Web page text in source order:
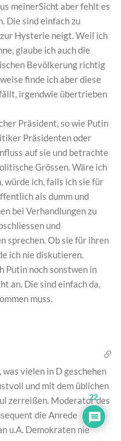
meinerSicht aber fehlt es
Die sind einfach zu
Hysterie neigt. Weil ich
glaube ich auch die
Bevölkerung richtig
finde ich aber diese
irgendwie übertrieben
Präsident, so wie Putin
Präsidenten oder
auf sie und betrachte
Grössen. Wäre ich
ich, falls ich sie für
als dumm und
bei Verhandlungen zu
und
sprechen. Ob sie für ihren
ich nie diskutieren.
Putin noch sonstwen in
an. Die sind einfach da,
muss.
vielen in D geschehen
und mit dem üblichen
zerreißen. Moderator des
die Anrede
u.A. Demokraten nie
22